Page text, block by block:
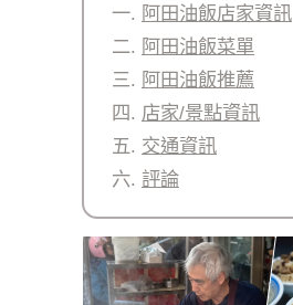
阿田油飯店家資訊
阿田油飯菜單
阿田油飯推薦
店家/景點資訊
交通資訊
評論